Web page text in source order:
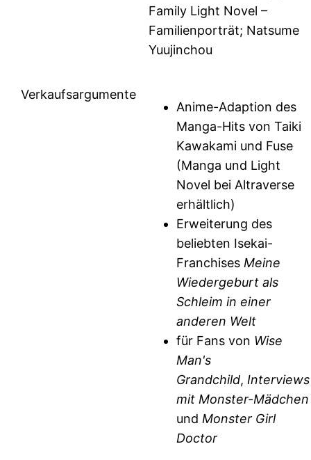
Family Light Novel –
Familienporträt; Natsume
Yuujinchou
Verkaufsargumente
Anime-Adaption des
Manga-Hits von Taiki
Kawakami und Fuse
(Manga und Light
Novel bei Altraverse
erhältlich)
Erweiterung des
beliebten Isekai-
FranchisesMeine
Wiedergeburt als
Schleim in einer
anderen Welt
für Fans von Wise
Man's
Grandchild,Interviews
mit Monster-Mädchen
undMonster Girl
Doctor